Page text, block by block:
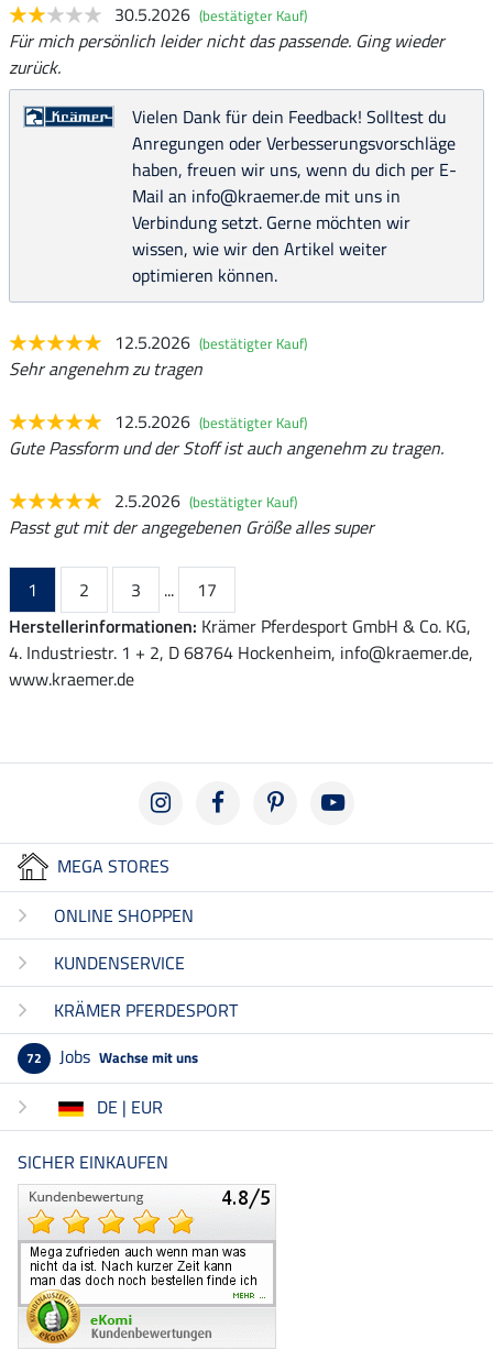
30.5.2026 (bestätigter Kauf)
Für mich persönlich leider nicht das passende. Ging wieder
zurück.
Vielen Dank für dein Feedback! Solltest du
Anregungen oder Verbesserungsvorschläge
haben, freuen wir uns, wenn du dich per E-
Mail an info@kraemer.de mit uns in
Verbindung setzt. Gerne möchten wir
wissen, wie wir den Artikel weiter
optimieren können.
12.5.2026 (bestätigter Kauf)
Sehr angenehm zu tragen
12.5.2026 (bestätigter Kauf)
Gute Passform und der Stoff ist auch angenehm zu tragen.
2.5.2026 (bestätigter Kauf)
Passt gut mit der angegebenen Größe alles super
1 2 3 ...
17
Herstellerinformationen: Krämer Pferdesport GmbH & Co. KG,
4. Industriestr. 1 + 2, D 68764 Hockenheim, info@kraemer.de,
www.kraemer.de
MEGA STORES
ONLINE SHOPPEN
KUNDENSERVICE
KRÄMER PFERDESPORT
72 Jobs Wachse mit uns
DE | EUR
SICHER EINKAUFEN